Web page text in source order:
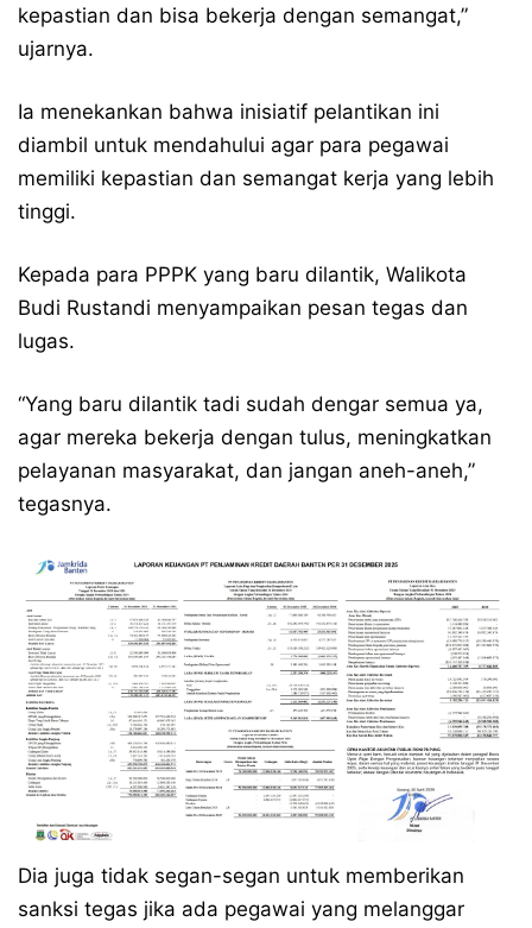
kepastian dan bisa bekerja dengan semangat,”
ujarnya.
Ia menekankan bahwa inisiatif pelantikan ini
diambil untuk mendahului agar para pegawai
memiliki kepastian dan semangat kerja yang lebih
tinggi.
Kepada para PPPK yang baru dilantik, Walikota
Budi Rustandi menyampaikan pesan tegas dan
lugas.
“Yang baru dilantik tadi sudah dengar semua ya,
agar mereka bekerja dengan tulus, meningkatkan
pelayanan masyarakat, dan jangan aneh-aneh,”
tegasnya.
Dia juga tidak segan-segan untuk memberikan
sanksi tegas jika ada pegawai yang melanggar